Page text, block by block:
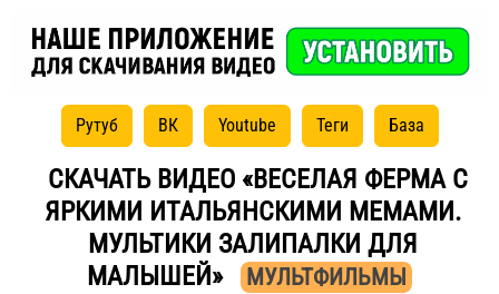
Рутуб ВК Youtube Теги База
СКАЧАТЬ ВИДЕО «ВЕСЕЛАЯ ФЕРМА С
ЯРКИМИ ИТАЛЬЯНСКИМИ МЕМАМИ.
МУЛЬТИКИ ЗАЛИПАЛКИ ДЛЯ
МАЛЫШЕЙ»
МУЛЬТФИЛЬМЫ